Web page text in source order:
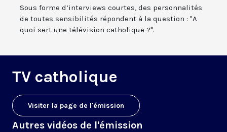
Sous forme d’interviews courtes, des personnalités
de toutes sensibilités répondent à la question : "A
quoi sert une télévision catholique ?".
TV catholique
Visiter la page de l'émission
Autres vidéos de l'émission